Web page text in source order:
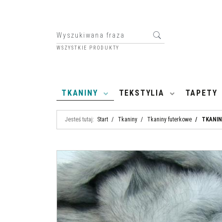
WSZYSTKIE PRODUKTY
TKANINY TEKSTYLIA TAPETY
Jesteś tutaj: Start / Tkaniny / Tkaniny futerkowe /